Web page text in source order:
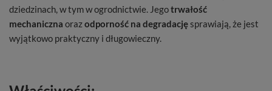
dziedzinach, w tym w ogrodnictwie. Jegotrwałość
mechaniczna orazodporność na degradacjęsprawiają, że jest
wyjątkowo praktyczny i długowieczny.